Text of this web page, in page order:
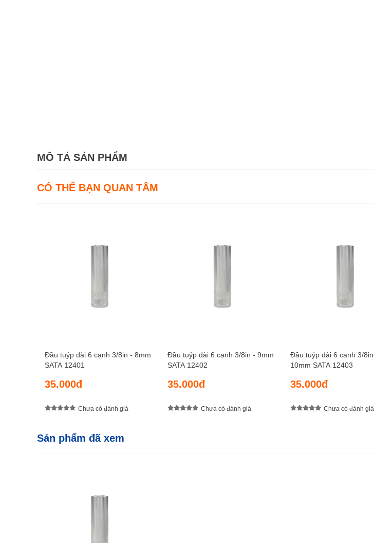
MÔ TẢ SẢN PHẨM
CÓ THỂ BẠN QUAN TÂM
Đầu tuýp dài 6 cạnh 3/8in - 8mm
SATA 12401
35.000đ
Chưa có đánh giá
Đầu tuýp dài 6 cạnh 3/8in - 9mm
SATA 12402
35.000đ
Chưa có đánh giá
Đầu tuýp dài 6 cạnh 3/
10mm SATA 12403
35.000đ
Chưa có đánh giá
Sản phẩm đã xem